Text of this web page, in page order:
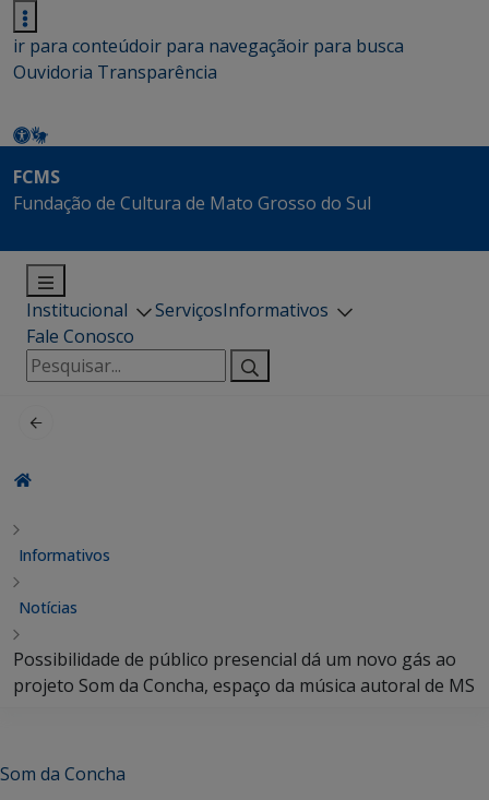
ir para conteúdoir para navegaçãoir para busca
Ouvidoria Transparência
FCMS
Fundação de Cultura de Mato Grosso do Sul
Institucional ServiçosInformativos
Fale Conosco
Pesquisar
por:
Informativos
Notícias
Possibilidade de público presencial dá um novo gás ao
projeto Som da Concha, espaço da música autoral de MS
Som da Concha